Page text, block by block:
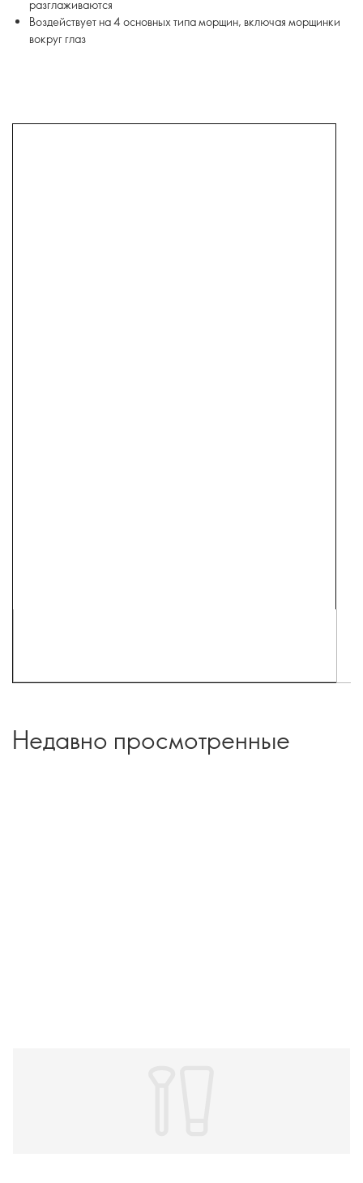
разглаживаются
Воздействует на 4 основных типа морщин, включая морщинки
вокруг глаз
Недавно просмотренные